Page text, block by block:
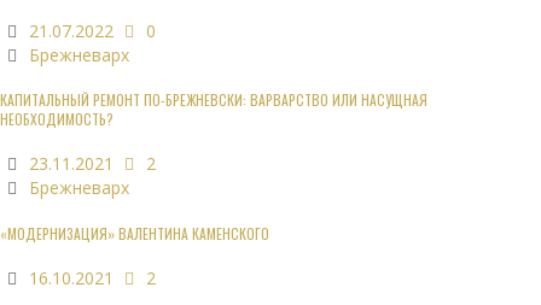
21.07.2022
0
Брежневарх
КАПИТАЛЬНЫЙ РЕМОНТ ПО-БРЕЖНЕВСКИ: ВАРВАРСТВО ИЛИ НАСУЩНАЯ
НЕОБХОДИМОСТЬ?
23.11.2021
2
Брежневарх
«МОДЕРНИЗАЦИЯ» ВАЛЕНТИНА КАМЕНСКОГО
16.10.2021
2